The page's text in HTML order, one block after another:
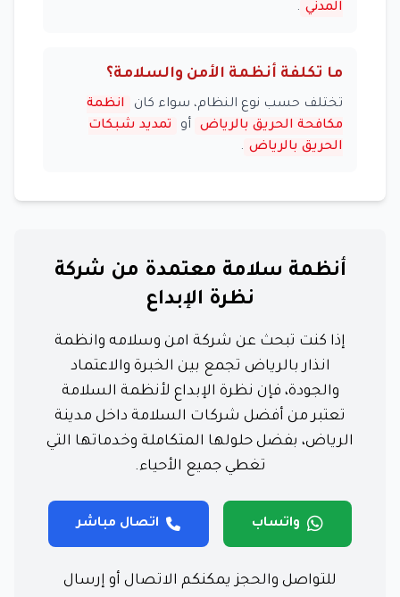
المدني .
ما تكلفة أنظمة الأمن والسلامة؟
تختلف حسب نوع النظام، سواء كان
انظمة
مكافحة الحريق بالرياض
أو
تمديد شبكات
الحريق بالرياض .
أنظمة سلامة معتمدة من شركة
نظرة الإبداع
إذا كنت تبحث عن شركة امن وسلامه وانظمة
انذار بالرياض تجمع بين الخبرة والاعتماد
والجودة، فإن نظرة الإبداع لأنظمة السلامة
تعتبر من أفضل شركات السلامة داخل مدينة
الرياض، بفضل حلولها المتكاملة وخدماتها التي
تغطي جميع الأحياء.
واتساب اتصال مباشر
للتواصل والحجز يمكنكم الاتصال أو إرسال